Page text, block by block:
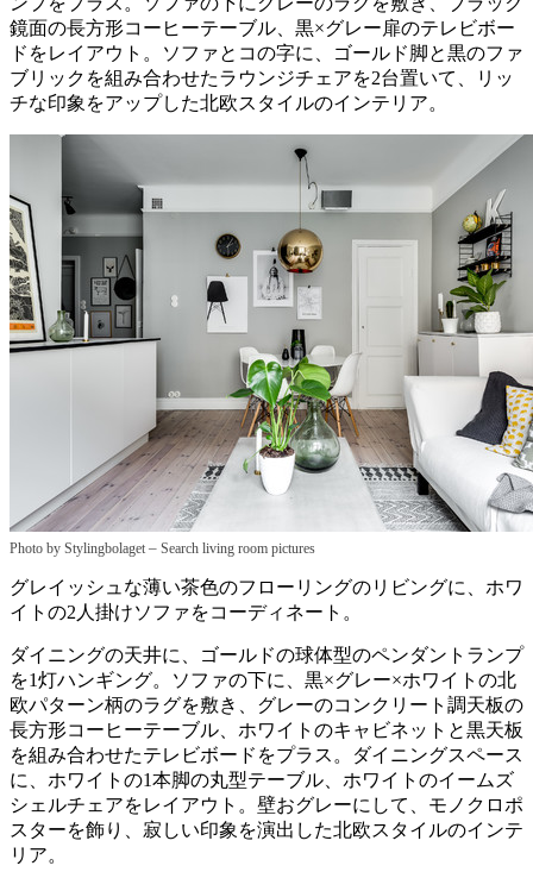
鏡面の長方形コーヒーテーブル、黒×グレー扉のテレビボー
ドをレイアウト。ソファとコの字に、ゴールド脚と黒のファ
ブリックを組み合わせたラウンジチェアを2台置いて、リッ
チな印象をアップした北欧スタイルのインテリア。
Photo by Stylingbolaget – Search living room pictures
グレイッシュな薄い茶色のフローリングのリビングに、ホワ
イトの2人掛けソファをコーディネート。
ダイニングの天井に、ゴールドの球体型のペンダントランプ
を1灯ハンギング。ソファの下に、黒×グレー×ホワイトの北
欧パターン柄のラグを敷き、グレーのコンクリート調天板の
長方形コーヒーテーブル、ホワイトのキャビネットと黒天板
を組み合わせたテレビボードをプラス。ダイニングスペース
に、ホワイトの1本脚の丸型テーブル、ホワイトのイームズ
シェルチェアをレイアウト。壁おグレーにして、モノクロポ
スターを飾り、寂しい印象を演出した北欧スタイルのインテ
リア。